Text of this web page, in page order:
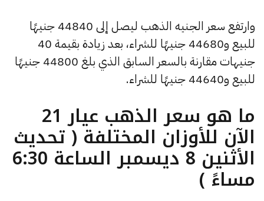
وارتفع سعر الجنيه الذهب ليصل إلى 44840 جنيهًا
للبيع و44680 جنيهًا للشراء، بعد زيادة بقيمة 40
جنيهات مقارنة بالسعر السابق الذي بلغ 44800 جنيهًا
للبيع و44640 جنيهًا للشراء.
ما هو سعر الذهب عيار 21
الآن للأوزان المختلفة ( تحديث
الأثنين 8 ديسمبر الساعة 6:30
مساءً )